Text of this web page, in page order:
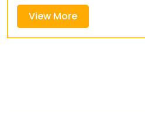
View MoreView
More